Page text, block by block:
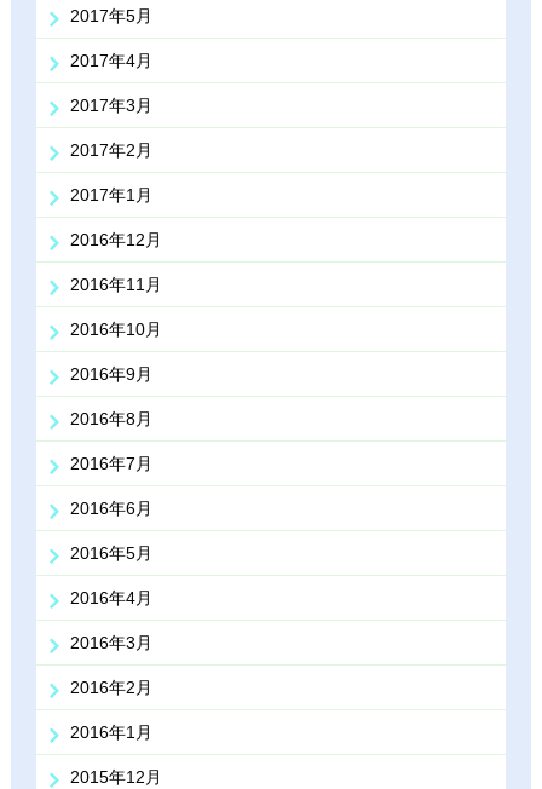
2017年5月
2017年4月
2017年3月
2017年2月
2017年1月
2016年12月
2016年11月
2016年10月
2016年9月
2016年8月
2016年7月
2016年6月
2016年5月
2016年4月
2016年3月
2016年2月
2016年1月
2015年12月